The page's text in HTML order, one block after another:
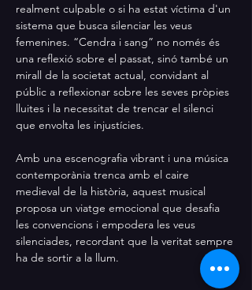
realment culpable o si ha estat víctima d'un
sistema que busca silenciar les veus
femenines. “Cendra i sang” no només és
una reflexió sobre el passat, sinó també un
mirall de la societat actual, convidant al
públic a reflexionar sobre les seves pròpies
lluites i la necessitat de trencar el silenci
que envolta les injustícies.
Amb una escenografia vibrant i una música
contemporània trenca amb el caire
medieval de la història, aquest musical
proposa un viatge emocional que desafia
les convencions i empodera les veus
silenciades, recordant que la veritat sempre
ha de sortir a la llum.